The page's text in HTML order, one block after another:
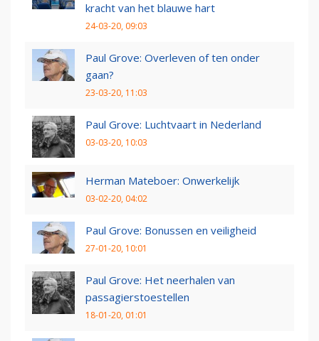
kracht van het blauwe hart
24-03-20, 09:03
Paul Grove: Overleven of ten onder
gaan?
23-03-20, 11:03
Paul Grove: Luchtvaart in Nederland
03-03-20, 10:03
Herman Mateboer: Onwerkelijk
03-02-20, 04:02
Paul Grove: Bonussen en veiligheid
27-01-20, 10:01
Paul Grove: Het neerhalen van
passagierstoestellen
18-01-20, 01:01